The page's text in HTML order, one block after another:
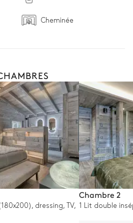
Cheminée
dressing, TV,
Chambre 2
1 Lit double